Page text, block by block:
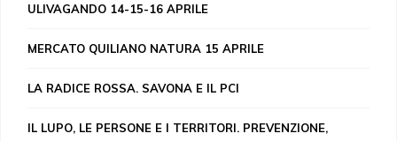
ULIVAGANDO 14-15-16 APRILE
MERCATO QUILIANO NATURA 15 APRILE
LA RADICE ROSSA. SAVONA E IL PCI
IL LUPO, LE PERSONE E I TERRITORI. PREVENZIONE,